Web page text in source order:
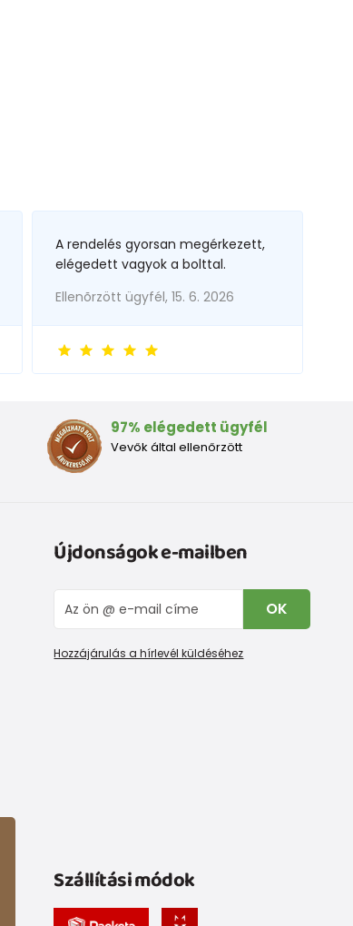
A rendelés gyorsan megérkezett,
elégedett vagyok a bolttal.
Ellenõrzött ügyfél, 15. 6. 2026
97% elégedett ügyfél
Vevők által ellenőrzött
Újdonságok e-mailben
OK
Hozzájárulás a hírlevél küldéséhez
Szállítási módok